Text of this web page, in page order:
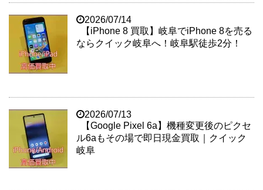
2026/07/14
【iPhone 8 買取】岐阜でiPhone 8を売る
ならクイック岐阜へ！岐阜駅徒歩2分！
2026/07/13
【Google Pixel 6a】機種変更後のピクセ
ル6aもその場で即日現金買取｜クイック
岐阜